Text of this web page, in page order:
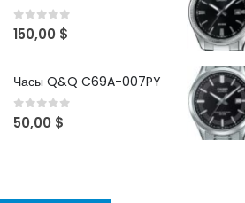
0out of 5
150,00 $
Часы Q&Q C69A-007PY
0 out of 5
50,00 $